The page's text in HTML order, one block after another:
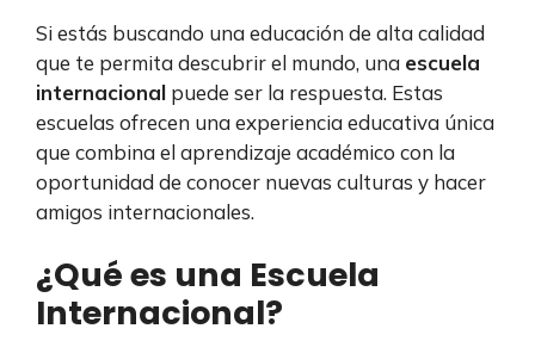
Si estás buscando una educación de alta calidad
que te permita descubrir el mundo, una escuela
internacional puede ser la respuesta. Estas
escuelas ofrecen una experiencia educativa única
que combina el aprendizaje académico con la
oportunidad de conocer nuevas culturas y hacer
amigos internacionales.
¿Qué es una Escuela
Internacional?